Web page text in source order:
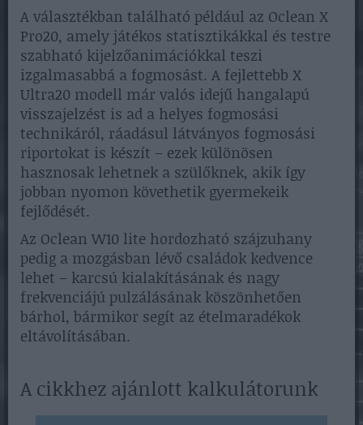
A választékban található például az Oclean X
Pro20, amely játékos statisztikákkal és testre
szabható kijelzőanimációkkal teszi
izgalmasabbá a fogmosást. A fejlettebb X
Ultra20 modell már valós idejű hangalapú
visszajelzést is ad a helyes fogmosási
technikáról, ráadásul látványos fogmosási
riportokat is készít – ezek különösen
hasznosak lehetnek a szülőknek, akik így
jobban nyomon követhetik gyermekeik
fejlődését.
Az Oclean W10 lite hordozható szájzuhany
pedig a mozgásban lévő családok kedvence
lehet – karcsú kialakításának és nagy
frekvenciájú pulzálásának köszönhetően
bárhol, bármikor segít az ételmaradékok
eltávolításában.
A cikkhez ajánlott kalkulátorunk